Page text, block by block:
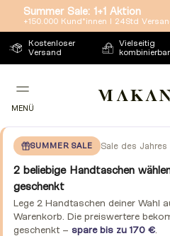
Direkt
zum
Inhalt
Summer Sale: 1+1 Aktion
+150.000 Kund*innen l 24Std
Kostenloser
Versand
Vielseitig
kombinierbar
MENÜ
SUMMER SALE Sale des Jahres
2 beliebige Handtaschen
geschenkt
Lege 2 Handtaschen deiner Wahl
Warenkorb. Die preiswertere
geschenkt – spare bis zu 170 €